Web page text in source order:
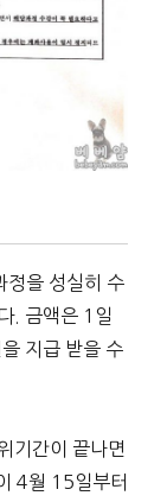
정을 성실히 수
. 금액은 1일
지급 받을 수
기간이 끝나면
4월 15일부터